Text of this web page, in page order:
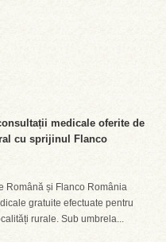
medicale oferite de
cu sprijinul Flanco
Română și Flanco România
gratuite efectuate pentru
rurale. Sub umbrela...